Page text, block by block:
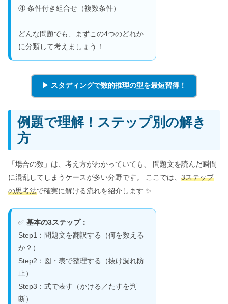
④ 条件付き組合せ（複数条件）
どんな問題でも、まずこの4つのどれか
に分類して考えましょう！
▶ スタディングで数的推理の型を最短習得！
例題で理解！ステップ別の解き
方
「場合の数」は、考え方がわかっていても、 問題文を読んだ瞬間
に混乱してしまうケースが多い分野です。 ここでは、 3ステップ
の思考法で確実に解ける流れを紹介します ✨
✅ 基本の3ステップ：
Step1：問題文を翻訳する（何を数える
か？）
Step2：図・表で整理する（抜け漏れ防
止）
Step3：式で表す（かける／たすを判
断）